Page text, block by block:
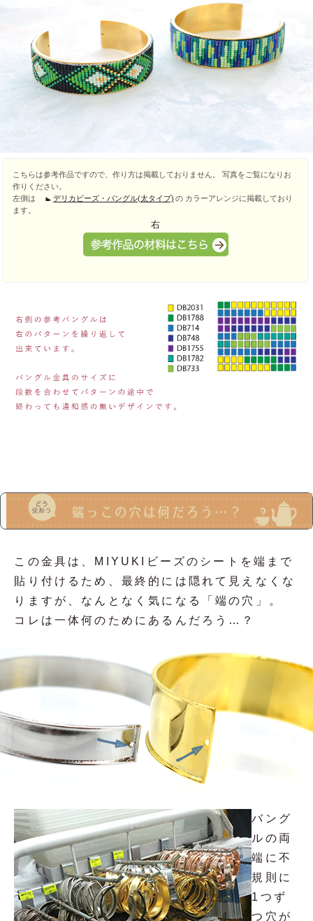
こちらは参考作品ですので、作り方は掲載しておりません。 写真をご覧になりお
作りください。
左側は
デリカビーズ・バングル(太タイプ) の カラーアレンジに掲載しており
ます。
右
この金具は、MIYUKIビーズのシートを端まで
貼り付けるため、最終的には隠れて見えなくな
りますが、なんとなく気になる「端の穴」。
コレは一体何のためにあるんだろう…？
バング
ルの両
端に不
規則に
1つず
つ穴が